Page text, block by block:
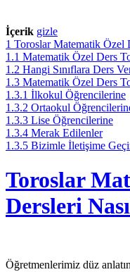
İçerik gizle
1 Toroslar Matematik Özel
1.1 Matematik Özel Ders
1.2 Hangi Sınıflara Ders
1.3 Matematik Özel Ders
1.3.1 İlkokul Öğrencilerine
1.3.2 Ortaokul
1.3.3 Lise Öğrencilerine
1.3.4 Merak Edilenler
1.3.5 Bizimle İletişime
Toroslar
Dersleri
Öğretmenlerimiz düz